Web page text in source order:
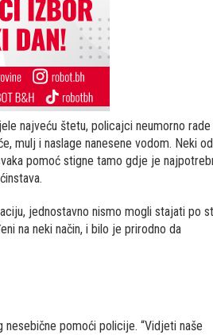
najveću štetu, policajci neumorno rade
mulj i naslage nanesene vodom. Neki
pomoć stigne tamo gdje je
jednostavno nismo mogli stajati po
na neki način, i bilo je prirodno da
pomoći policije. “Vidjeti naše